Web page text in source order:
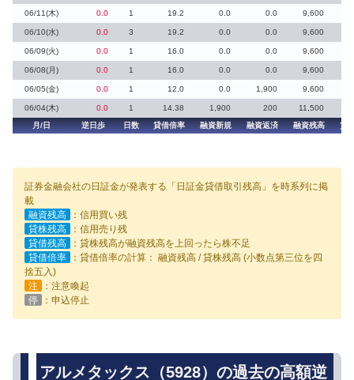
06/11(木) 0.0 1 19.2 0.0 0.0 9,600
06/10(水) 0.0 3 19.2 0.0 0.0 9,600
06/09(火) 0.0 1 16.0 0.0 0.0 9,600
06/08(月) 0.0 1 16.0 0.0 0.0 9,600
06/05(金) 0.0 1 12.0 0.0 1,900 9,600
06/04(木) 0.0 1 14.38 1,900 200
11,500
月/日
逆日歩 日数 貸借倍率 融資新規 融資返済 融資残高 貸
証券金融会社の日証金が発表する「日証金貸借取引残高」を時系列に掲
載
融資残高
：信用買い残
貸株残高
：信用売り残
貸借残高
：貸株残高が融資残高を上回ったら株不足
貸借倍率
：貸借倍率の計算： 融資残高 / 貸株残高 (小数点第三位を四
捨五入)
注
：注意喚起
停
：申込停止
アルメタックス（5928）の過去の高額逆